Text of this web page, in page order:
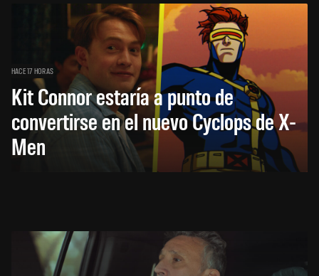
HACE 17 HORAS
Kit Connor estaría a punto de
convertirse en el nuevo Cyclops de X-
Men